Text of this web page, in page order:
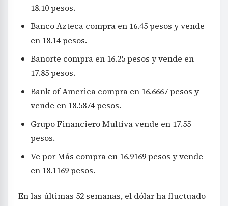
18.10 pesos.
Banco Azteca compra en 16.45 pesos y vende
en 18.14 pesos.
Banorte compra en 16.25 pesos y vende en
17.85 pesos.
Bank of America compra en 16.6667 pesos y
vende en 18.5874 pesos.
Grupo Financiero Multiva vende en 17.55
pesos.
Ve por Más compra en 16.9169 pesos y vende
en 18.1169 pesos.
En las últimas 52 semanas, el dólar ha fluctuado